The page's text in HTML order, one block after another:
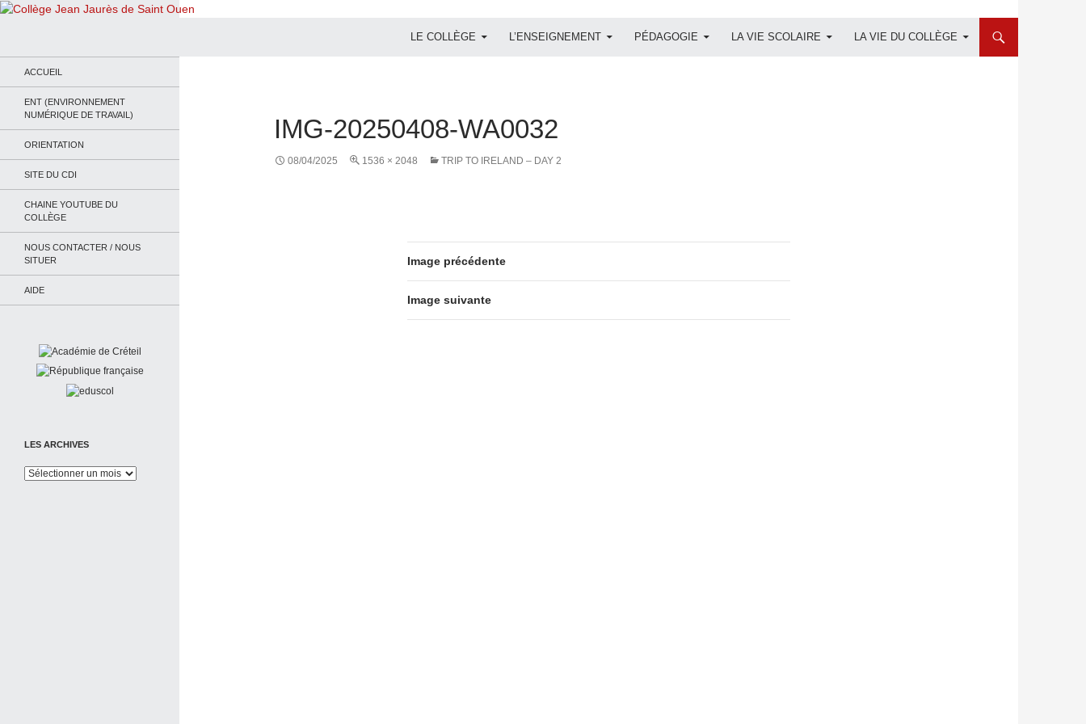
LE COLLÈGE L’ENSEIGNEMENT PÉDAGOGIE LA VIE SCOLAIRE LA VIE DU COLLÈGE
IMG-20250408-WA0032
08/04/2025 1536 × 2048 TRIP TO IRELAND – DAY 2
Image précédente
Image suivante
ACCUEIL
ENT (ENVIRONNEMENT
NUMÉRIQUE DE TRAVAIL)
ORIENTATION
SITE DU CDI
CHAINE YOUTUBE DU
COLLÈGE
NOUS CONTACTER / NOUS
SITUER
AIDE
LES ARCHIVES
Les